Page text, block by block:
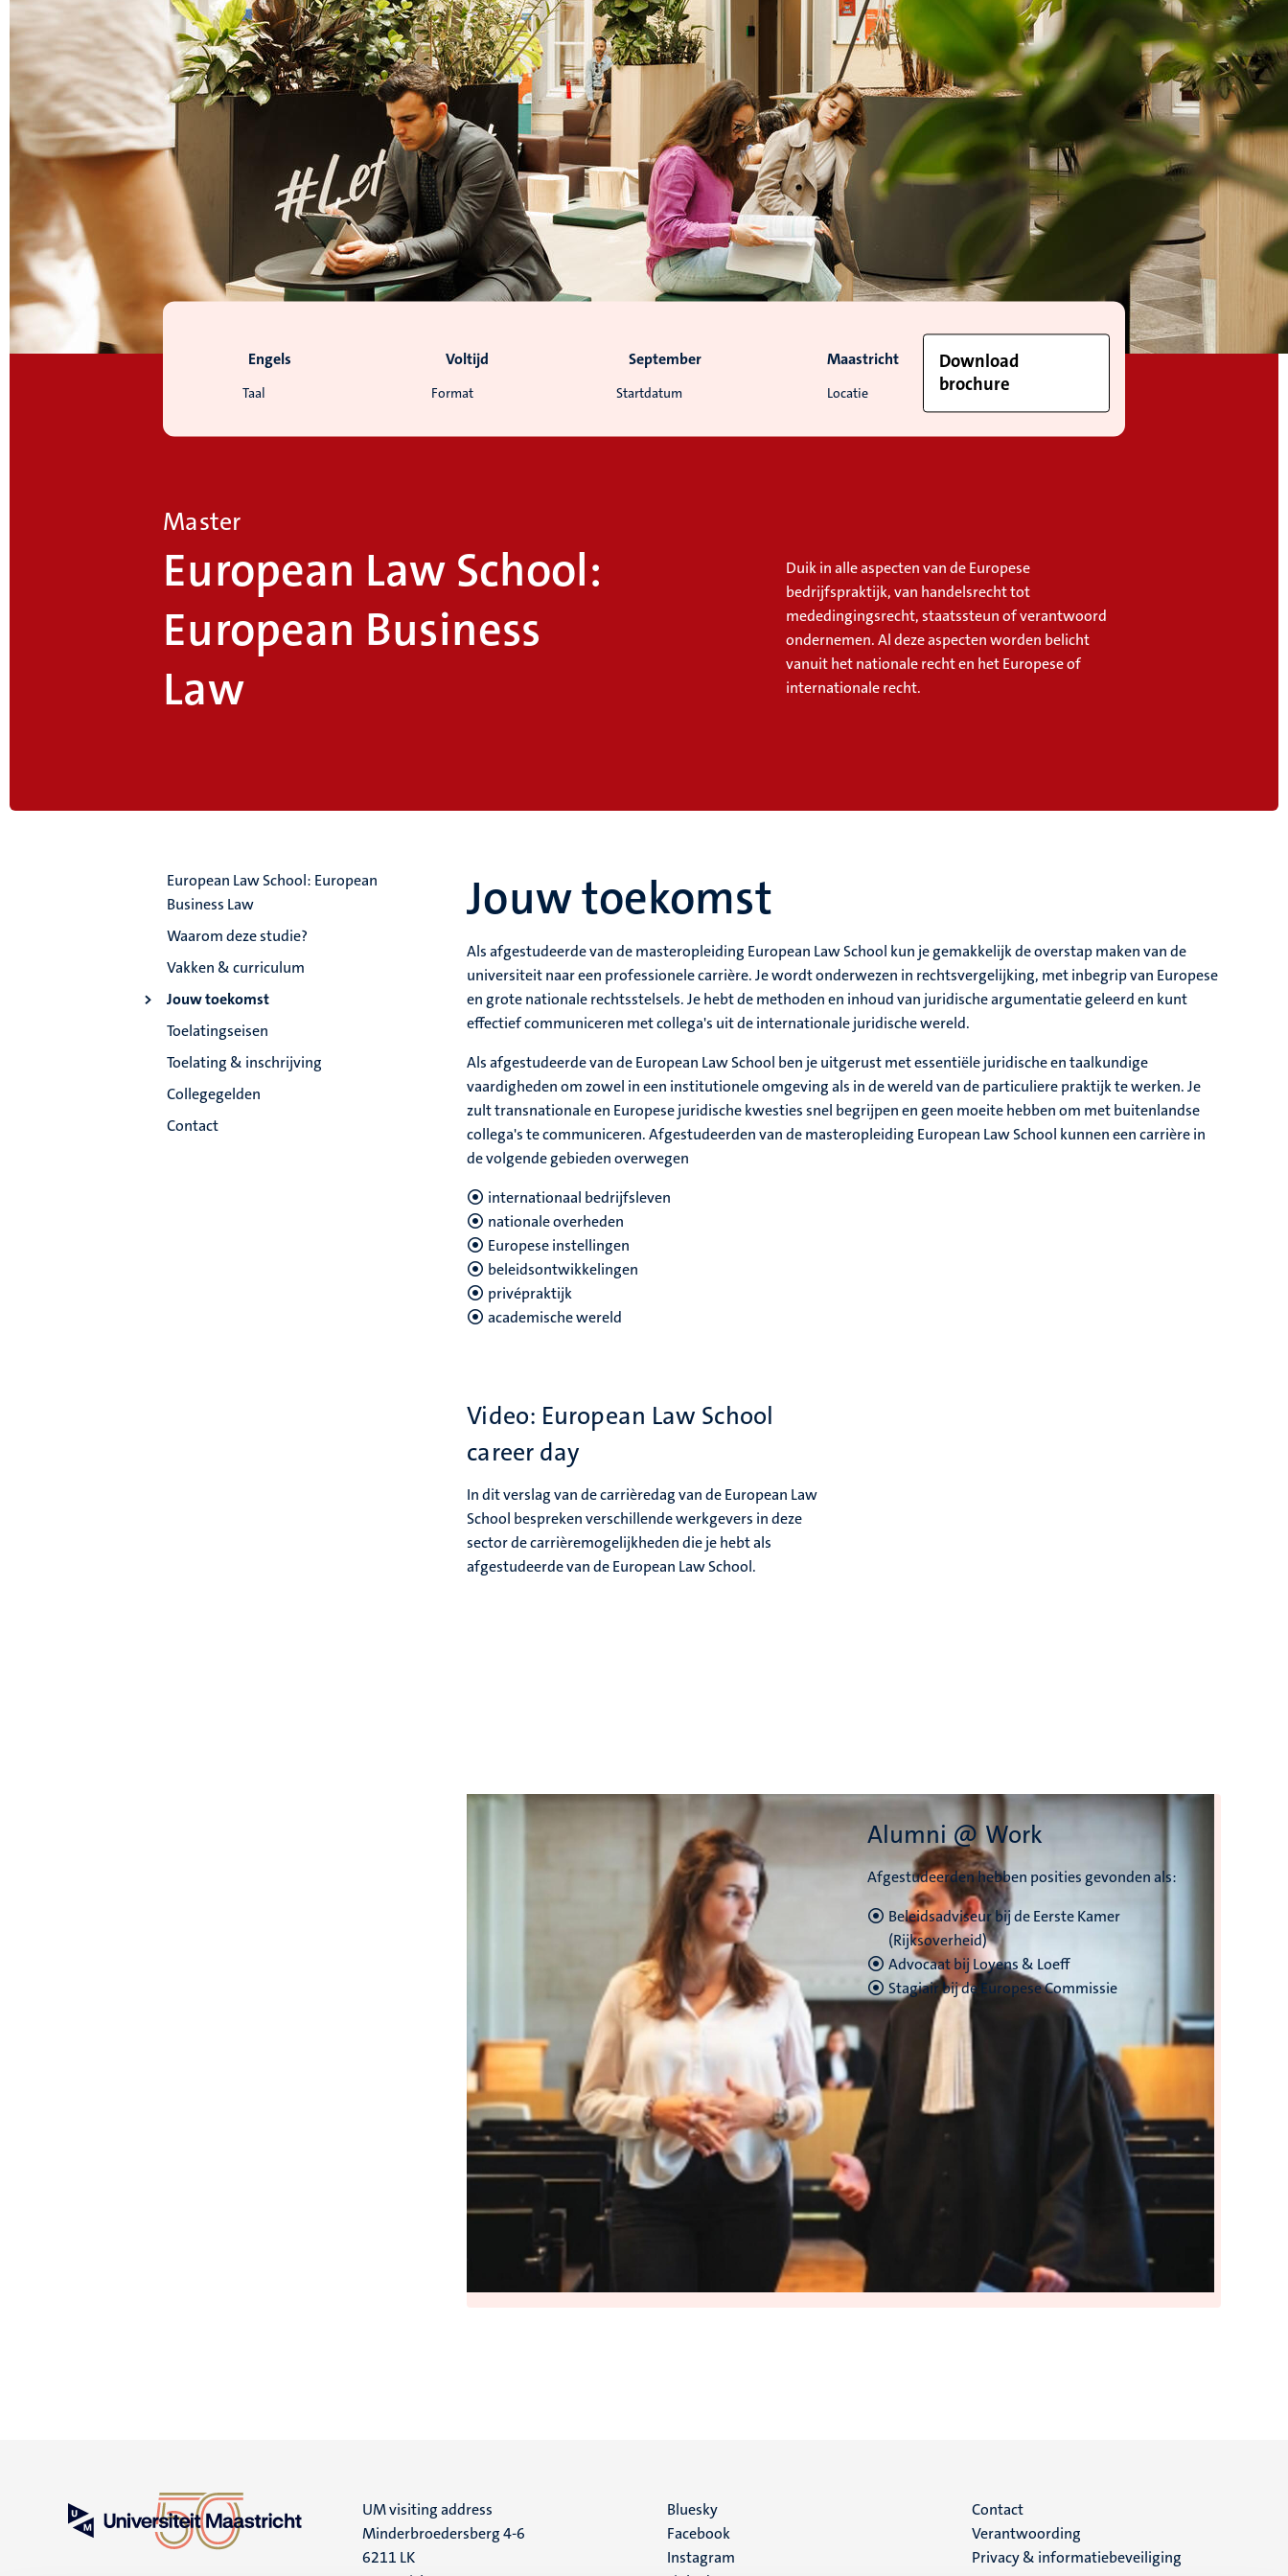
Taal
Engels
Format
Voltijd
Startdatum
September
Locatie
Maastricht
Download
brochure
Master
European Law School:
European Business
Law
Duik in alle aspecten van de Europese
bedrijfspraktijk, van handelsrecht tot
mededingingsrecht, staatssteun of verantwoord
ondernemen. Al deze aspecten worden belicht
vanuit het nationale recht en het Europese of
internationale recht.
European Law School: European
Business Law
Waarom deze studie?
Vakken & curriculum
Jouw toekomst
Toelatingseisen
Toelating & inschrijving
Collegegelden
Contact
Jouw toekomst
Als afgestudeerde van de masteropleiding European Law School kun je gemakkelijk de overstap maken van de
universiteit naar een professionele carrière. Je wordt onderwezen in rechtsvergelijking, met inbegrip van Europese
en grote nationale rechtsstelsels. Je hebt de methoden en inhoud van juridische argumentatie geleerd en kunt
effectief communiceren met collega's uit de internationale juridische wereld.
Als afgestudeerde van de European Law School ben je uitgerust met essentiële juridische en taalkundige
vaardigheden om zowel in een institutionele omgeving als in de wereld van de particuliere praktijk te werken. Je
zult transnationale en Europese juridische kwesties snel begrijpen en geen moeite hebben om met buitenlandse
collega's te communiceren. Afgestudeerden van de masteropleiding European Law School kunnen een carrière in
de volgende gebieden overwegen
internationaal bedrijfsleven
nationale overheden
Europese instellingen
beleidsontwikkelingen
privépraktijk
academische wereld
Video: European Law School
career day
In dit verslag van de carrièredag van de European Law
School bespreken verschillende werkgevers in deze
sector de carrièremogelijkheden die je hebt als
afgestudeerde van de European Law School.
Alumni @ Work
Afgestudeerden hebben posities gevonden als:
Beleidsadviseur bij de Eerste Kamer
(Rijksoverheid)
Advocaat bij Loyens & Loeff
Stagiair bij de Europese Commissie
UM visiting address
Minderbroedersberg 4-6
6211 LK
Social
media
Bluesky
Facebook
Instagram
Menu
footer
Contact
Verantwoording
Privacy & informatiebeveiliging